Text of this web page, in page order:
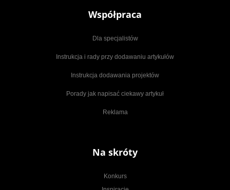
Współpraca
Dla specjalistów
Instrukcja i rady przy dodawaniu artykułów
Instrukcja dodawania projektów
Porady jak napisać ciekawy artykuł
Reklama
Na skróty
Konkurs